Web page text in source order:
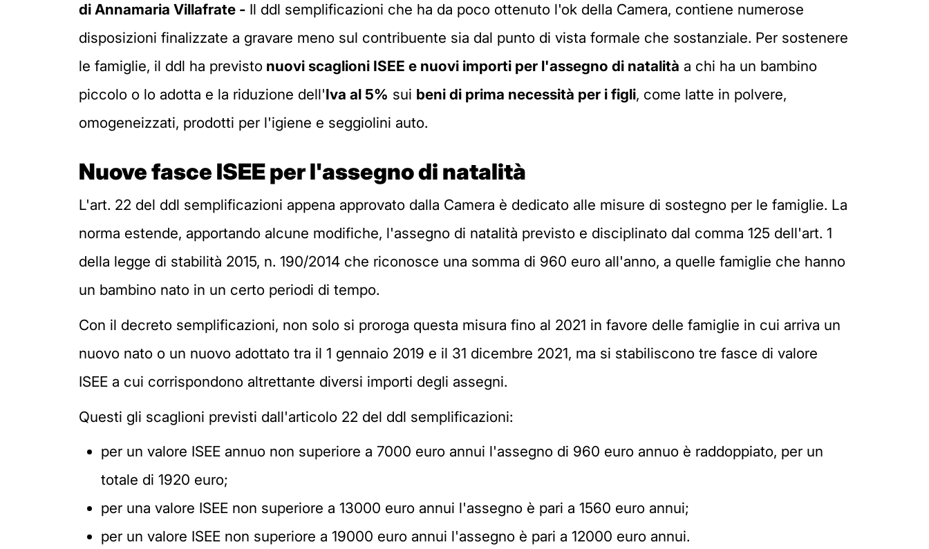
di Annamaria Villafrate - Il ddl semplificazioni che ha da poco ottenuto l'ok della Camera, contiene numerose
disposizioni finalizzate a gravare meno sul contribuente sia dal punto di vista formale che sostanziale. Per sostenere
le famiglie, il ddl ha previsto nuovi scaglioni ISEE e nuovi importi per l'assegno di natalità a chi ha un bambino
piccolo o lo adotta e la riduzione dell'Iva al 5% sui beni di prima necessità per i figli, come latte in polvere,
omogeneizzati, prodotti per l'igiene e seggiolini auto.
Nuove fasce ISEE per l'assegno di natalità
L'art. 22 del ddl semplificazioni appena approvato dalla Camera è dedicato alle misure di sostegno per le famiglie. La
norma estende, apportando alcune modifiche, l'assegno di natalità previsto e disciplinato dal comma 125 dell'art. 1
della legge di stabilità 2015, n. 190/2014 che riconosce una somma di 960 euro all'anno, a quelle famiglie che hanno
un bambino nato in un certo periodi di tempo.
Con il decreto semplificazioni, non solo si proroga questa misura fino al 2021 in favore delle famiglie in cui arriva un
nuovo nato o un nuovo adottato tra il 1 gennaio 2019 e il 31 dicembre 2021, ma si stabiliscono tre fasce di valore
ISEE a cui corrispondono altrettante diversi importi degli assegni.
Questi gli scaglioni previsti dall'articolo 22 del ddl semplificazioni:
per un valore ISEE annuo non superiore a 7000 euro annui l'assegno di 960 euro annuo è raddoppiato, per un
totale di 1920 euro;
per una valore ISEE non superiore a 13000 euro annui l'assegno è pari a 1560 euro annui;
per un valore ISEE non superiore a 19000 euro annui l'assegno è pari a 12000 euro annui.